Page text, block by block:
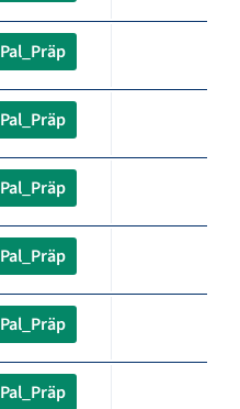
Pal_Präp
Pal_Präp
Pal_Präp
Pal_Präp
Pal_Präp
Pal_Präp